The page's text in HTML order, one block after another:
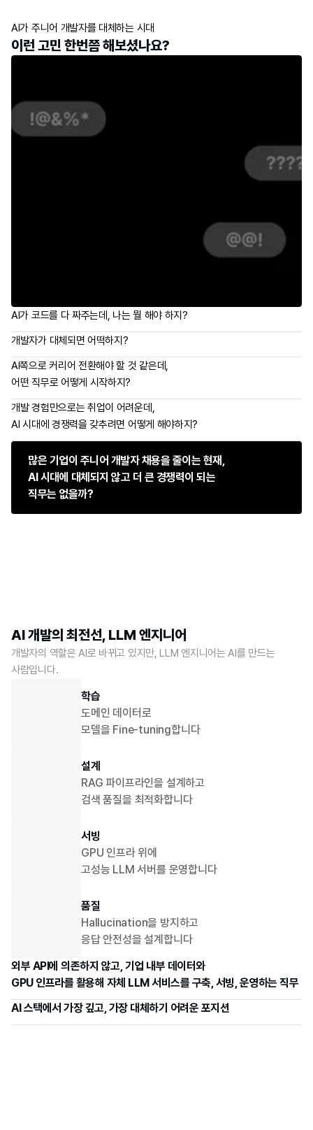
AI가 주니어 개발자를 대체하는 시대
이런 고민 한번쯤 해보셨나요?
AI가 코드를 다 짜주는데, 나는 뭘 해야 하지?
개발자가 대체되면 어떡하지?
AI쪽으로 커리어 전환해야 할 것 같은데,
어떤 직무로 어떻게 시작하지?
개발 경험만으로는 취업이 어려운데,
AI 시대에 경쟁력을 갖추려면 어떻게 해야하지?
많은 기업이 주니어 개발자 채용을 줄이는 현재,
AI 시대에 대체되지 않고 더 큰 경쟁력이 되는
직무는 없을까?
AI 개발의 최전선, LLM 엔지니어
개발자의 역할은 AI로 바뀌고 있지만, LLM 엔지니어는 AI를 만드는
사람입니다.
학습
도메인 데이터로
모델을 Fine-tuning합니다
설계
RAG 파이프라인을 설계하고
검색 품질을 최적화합니다
서빙
GPU 인프라 위에
고성능 LLM 서버를 운영합니다
품질
Hallucination을 방지하고
응답 안전성을 설계합니다
외부 API에 의존하지 않고, 기업 내부 데이터와
GPU 인프라를 활용해 자체 LLM 서비스를 구축, 서빙, 운영하는 직무
AI 스택에서 가장 깊고, 가장 대체하기 어려운 포지션